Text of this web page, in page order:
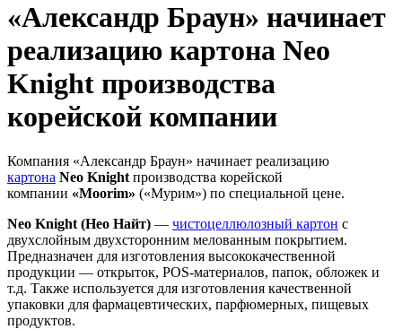
«Александр Браун» начинает
реализацию картона Neo
Knight производства
корейской компании
Компания «Александр Браун» начинает реализацию
картона Neo Knight производства корейской
компании «Moorim» («Мурим») по специальной цене.
Neo Knight (Нео Найт) — чистоцеллюлозный картон с
двухслойным двухсторонним мелованным покрытием.
Предназначен для изготовления высококачественной
продукции — открыток, POS-материалов, папок, обложек и
т.д. Также используется для изготовления качественной
упаковки для фармацевтических, парфюмерных, пищевых
продуктов.